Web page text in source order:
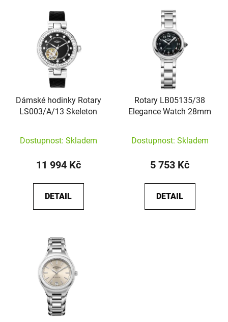
Výpis produktů
Dámské hodinky Rotary
LS003/A/13 Skeleton
Dostupnost: Skladem
11 994 Kč
DETAIL
Rotary LB05135/38
Elegance Watch 28mm
Dostupnost: Skladem
5 753 Kč
DETAIL